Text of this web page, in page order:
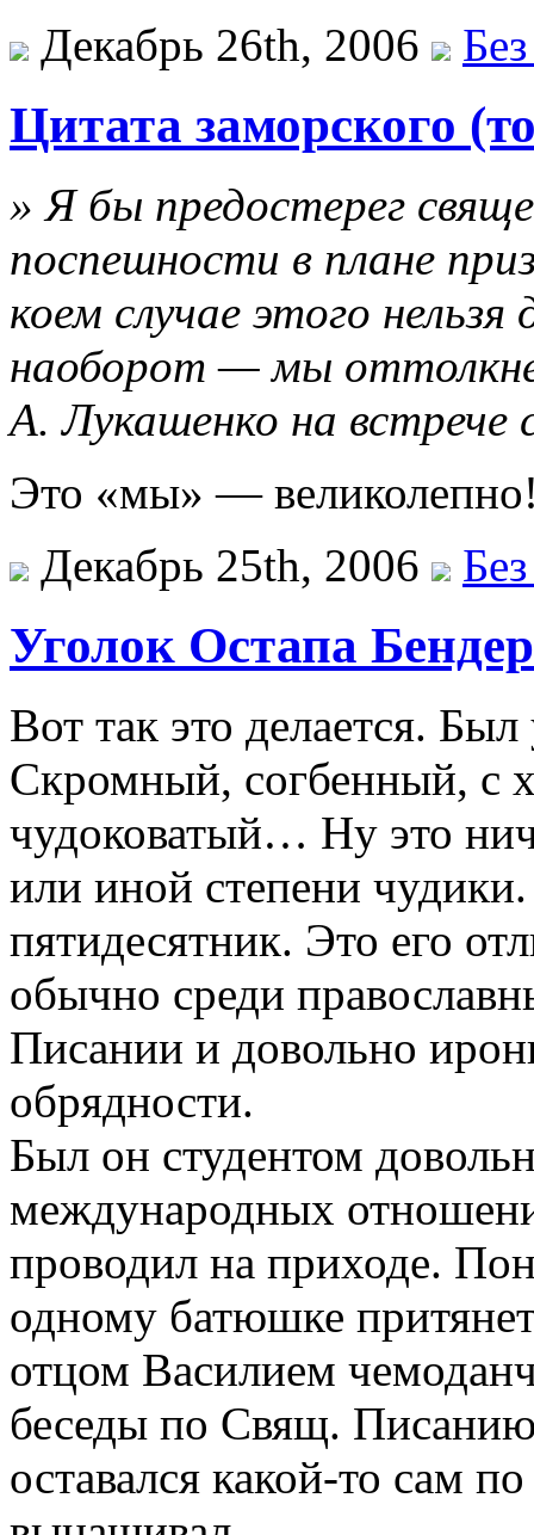
Декабрь 26th, 2006
Цитата заморского
» Я бы предостерег
поспешности в плане
коем случае этого
наоборот — мы
А. Лукашенко на
Это «мы» —
Декабрь 25th, 2006
Уголок Остапа
Вот так это делается.
Скромный, согбенный, с
чудоковатый… Ну это
или иной степени
пятидесятник. Это его
обычно среди
Писании и довольно
обрядности.
Был он студентом
международных
проводил на приходе.
одному батюшке
отцом Василием
беседы по Свящ.
оставался какой-то сам